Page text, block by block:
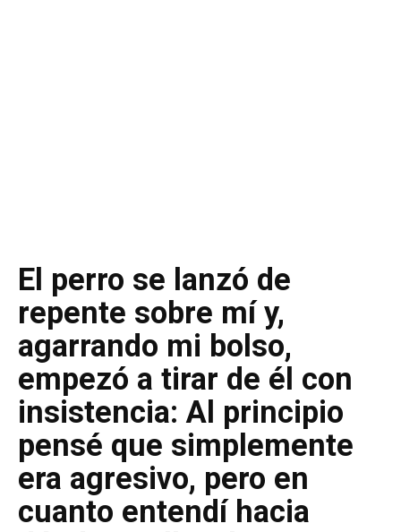
El perro se lanzó de
repente sobre mí y,
agarrando mi bolso,
empezó a tirar de él con
insistencia: Al principio
pensé que simplemente
era agresivo, pero en
cuanto entendí hacia